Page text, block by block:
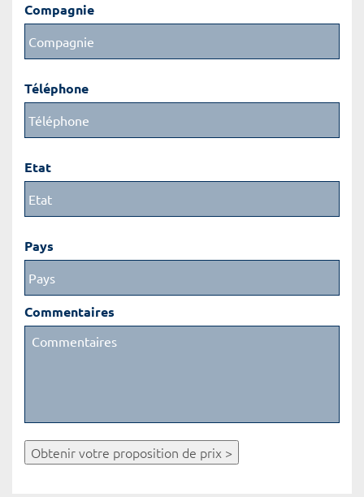
Compagnie
Téléphone
Etat
Pays
Commentaires
Obtenir votre proposition de prix >